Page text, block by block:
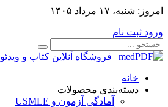
امروز: شنبه، ۱۷ مرداد ۱۴۰۵
ورود ثبت نام
خانه
دسته‌بندی محصولات
آمادگی آزمون و USMLE